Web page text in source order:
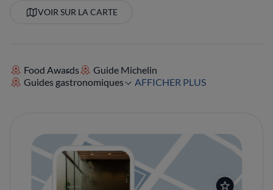
VOIR SUR LA CARTE
Food Awards
Guide Michelin
Guides gastronomiques
AFFICHER PLUS